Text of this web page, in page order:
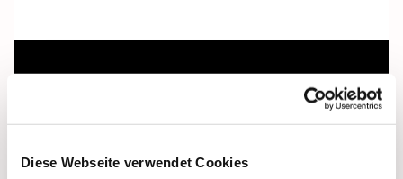
Diese Webseite verwendet Cookies
Dies könnte Sie auch
interessieren